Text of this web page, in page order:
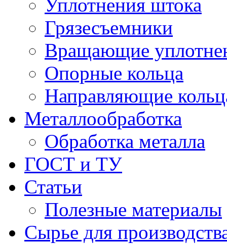
Уплотнения штока
Грязесъемники
Вращающие
Опорные кольца
Направляющие
Металлообработка
Обработка металла
ГОСТ и ТУ
Статьи
Полезные материалы
Сырье для